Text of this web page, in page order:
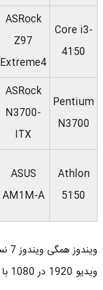
Core i3-
4150
ASRock
Z97
Extreme4
Pentium
N3700
ASRock
N3700-
ITX
Athlon
5150
ASUS
AM1M-A
ویدیو 1920 در 1080 با ریفرش ریت 60 هرتز